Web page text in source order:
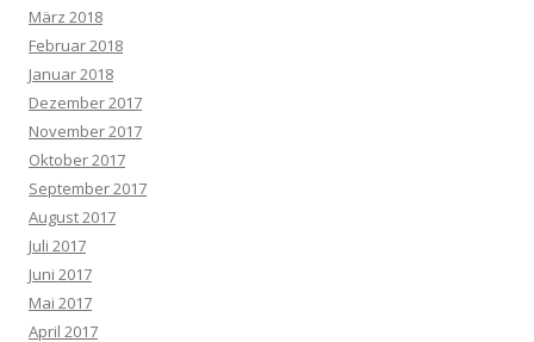
März 2018
Februar 2018
Januar 2018
Dezember 2017
November 2017
Oktober 2017
September 2017
August 2017
Juli 2017
Juni 2017
Mai 2017
April 2017